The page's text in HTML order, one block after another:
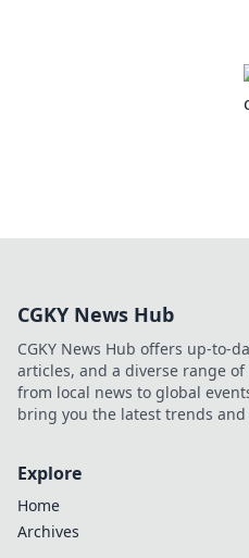
CGKY News Hub
CGKY News Hub offers up-to-
articles, and a diverse range
from local news to global
bring you the latest trends and
Explore
Home
Archives